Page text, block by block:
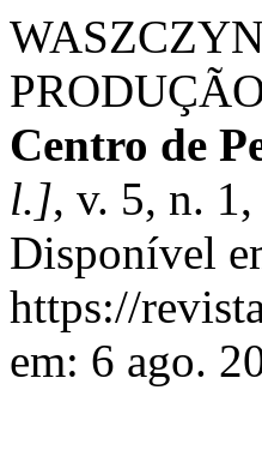
Centro de
l.], v. 5, n.
Disponível
https://
em: 6 ago.